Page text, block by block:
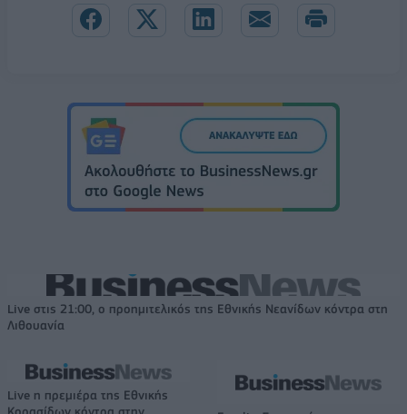
Live στις 21:00, ο προημιτελικός της Εθνικής Νεανίδων κόντρα στη
Λιθουανία
Live η πρεμιέρα της Εθνικής